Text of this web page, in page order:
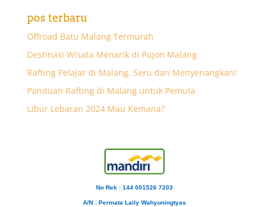
pos terbaru
Offroad Batu Malang Termurah
Destinasi Wisata Menarik di Pujon Malang
Rafting Pelajar di Malang, Seru dan Menyenangkan!
Panduan Rafting di Malang untuk Pemula
Libur Lebaran 2024 Mau Kemana?
No Rek : 144 001526 7203
A/N : Permata Laily Wahyuningtyas